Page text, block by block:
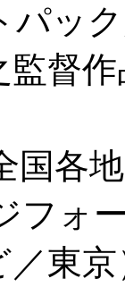
パッ
督作
で
ラ
／東